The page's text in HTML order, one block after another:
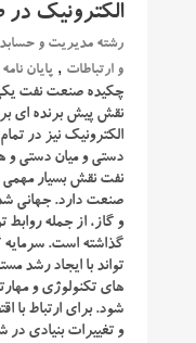
الکترونیک
رشته مدیریت و
و ارتباطات , پایان نامه
چکیده صنعت نفت
نقش پیش برنده ای
الکترونیک نیز در
دستی و میان دستی و
نفت نقش بسیار مهمی
صنعت دارد. جهانی
و گاز، از جمله
گذاشته است.
تواند با ایجاد رشد
های تکنولوژی و
شود. برای ارتباط با
و تغییرات بنیادی در